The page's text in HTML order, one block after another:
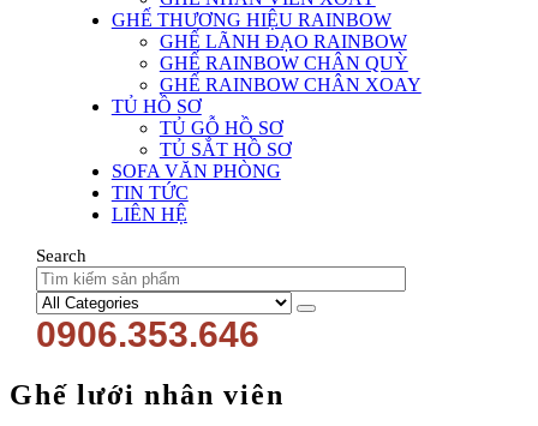
GHẾ THƯƠNG HIỆU RAINBOW
GHẾ LÃNH ĐẠO RAINBOW
GHẾ RAINBOW CHÂN QUỲ
GHẾ RAINBOW CHÂN XOAY
TỦ HỒ SƠ
TỦ GỖ HỒ SƠ
TỦ SẮT HỒ SƠ
SOFA VĂN PHÒNG
TIN TỨC
LIÊN HỆ
Search
0906.353.646
Ghế lưới nhân viên